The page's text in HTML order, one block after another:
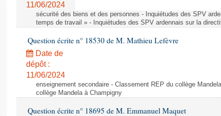
11/06/2024
sécurité des biens et des personnes - Inquiétudes des SPV
temps de travail » - Inquiétudes des SPV ardennais sur la
Question écrite n° 18530 de M. Mathieu Lefèvre
Date de
dépôt :
11/06/2024
enseignement secondaire - Classement REP du collège
collège Mandela à Champigny
Question écrite n° 18695 de M. Emmanuel Maquet